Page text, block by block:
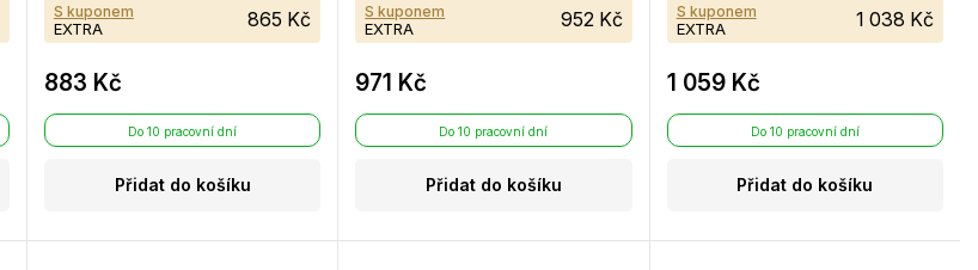
S kuponem
EXTRA 865 Kč
883 Kč
Do 10 pracovní dní
Přidat do košíku
S kuponem
EXTRA 952 Kč
971 Kč
Do 10 pracovní dní
Přidat do košíku
S kuponem
EXTRA 1 038 Kč
1 059 Kč
Do 10 pracovní dní
Přidat do košíku